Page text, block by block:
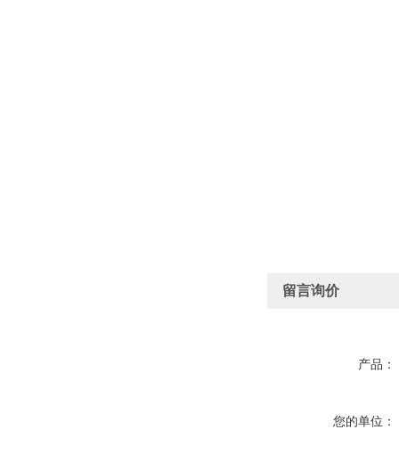
留言询价
产品：
您的单位：